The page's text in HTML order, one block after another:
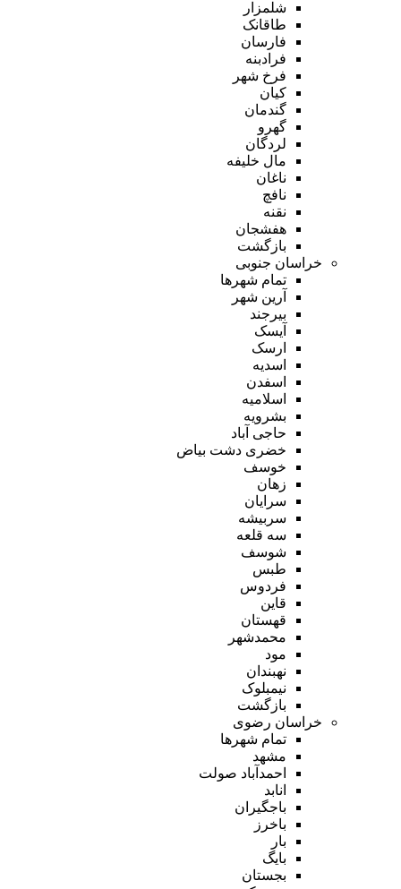
شلمزار
طاقانک
فارسان
فرادبنه
فرخ شهر
کیان
گندمان
گهرو
لردگان
مال خلیفه
ناغان
نافچ
نقنه
هفشجان
بازگشت
خراسان جنوبی
تمام شهر‌ها
آرین شهر
بیرجند
آیسک
ارسک
اسدیه
اسفدن
اسلامیه
بشرویه
حاجی آباد
خضری دشت بیاض
خوسف
زهان
سرایان
سربیشه
سه قلعه
شوسف
طبس
فردوس
قاین
قهستان
محمدشهر
مود
نهبندان
نیمبلوک
بازگشت
خراسان رضوی
تمام شهر‌ها
مشهد
احمدآباد صولت
انابد
باجگیران
باخرز
بار
بایگ
بجستان